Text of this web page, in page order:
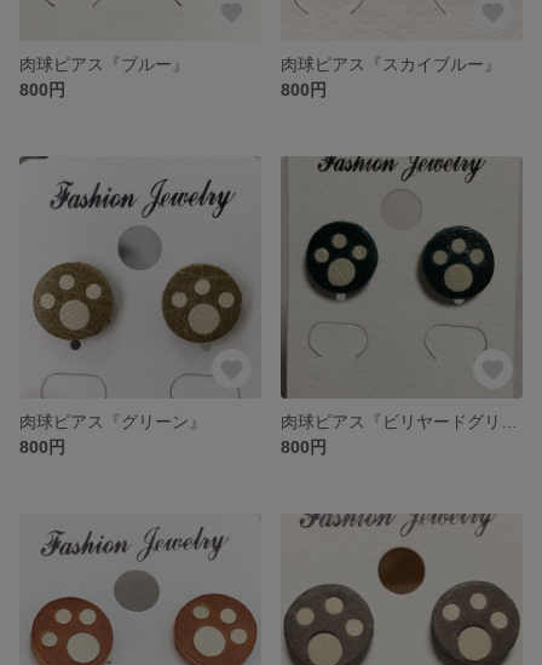
肉球ピアス『ブルー』
800円
肉球ピアス『スカイブルー』
800円
肉球ピアス『グリーン』
800円
800円